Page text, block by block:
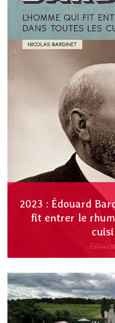
2023 : Édouard
fit entrer le